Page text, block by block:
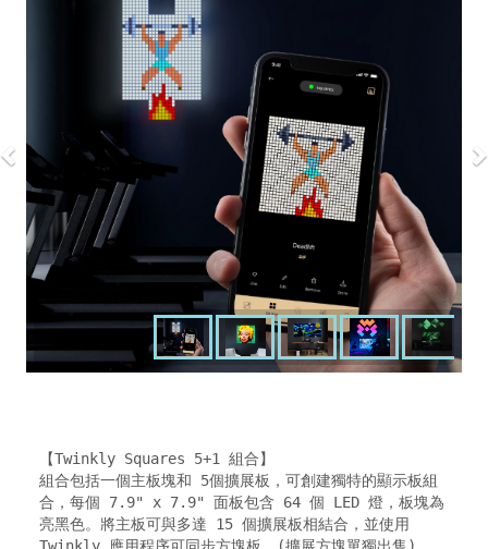
【Twinkly Squares 5+1 組合】
組合包括一個主板塊和 5個擴展板，可創建獨特的顯示板組
合，每個 7.9" x 7.9" 面板包含 64 個 LED 燈，板塊為
亮黑色。將主板可與多達 15 個擴展板相結合，並使用